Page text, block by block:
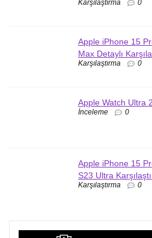
Karşılaştırma 0
Apple iPhone 15
Max Detaylı
Karşılaştırma 0
Apple Watch Ultra
İnceleme 0
Apple iPhone 15
S23 Ultra
Karşılaştırma 0